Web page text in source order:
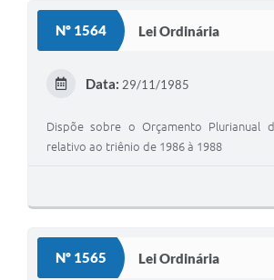
Nº 1564 Lei Ordinária
Data: 29/11/1985
Dispõe sobre o Orçamento Plurianual
relativo ao triênio de 1986 à 1988
Nº 1565 Lei Ordinária